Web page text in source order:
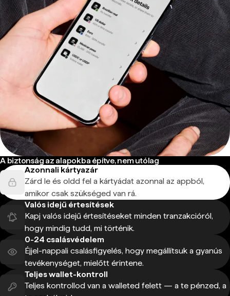
A biztonság az alapokba építve, nem utólag
Azonnali kártyazár
Zárd le és oldd fel a kártyádat azonnal az appból,
amikor csak szükséged van rá.
Valós idejű értesítések
Kapj valós idejű értesítéseket minden tranzakcióról,
hogy mindig tudd, mi történik.
0-24 csalásvédelem
Éjjel-nappali csalásfigyelés, hogy megállítsuk a gyanús
tevékenységet, mielőtt érintene.
Teljes wallet-kontroll
Teljes kontrollod van a walleted felett — a te pénzed, a